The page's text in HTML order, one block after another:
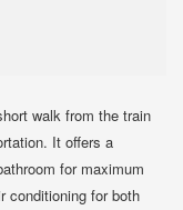
walk from the train
It offers a
for maximum
conditioning for both